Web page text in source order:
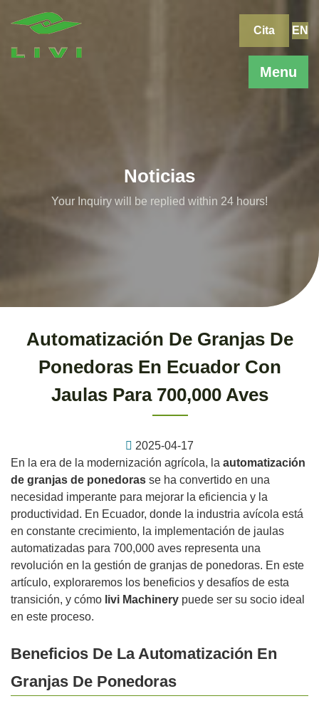
Menu
Cita EN
Noticias
Your Inquiry will be replied within 24 hours!
Automatización De Granjas De
Ponedoras En Ecuador Con
Jaulas Para 700,000 Aves
2025-04-17
En la era de la modernización agrícola, la automatización
de granjas de ponedoras se ha convertido en una
necesidad imperante para mejorar la eficiencia y la
productividad. En Ecuador, donde la industria avícola está
en constante crecimiento, la implementación de jaulas
automatizadas para 700,000 aves representa una
revolución en la gestión de granjas de ponedoras. En este
artículo, exploraremos los beneficios y desafíos de esta
transición, y cómo livi Machinery puede ser su socio ideal
en este proceso.
Beneficios De La Automatización En
Granjas De Ponedoras